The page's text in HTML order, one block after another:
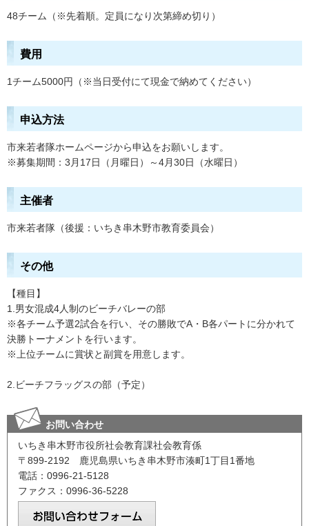
48チーム（※先着順。定員になり次第締め切り）
費用
1チーム5000円（※当日受付にて現金で納めてください）
申込方法
市来若者隊ホームページから申込をお願いします。
※募集期間：3月17日（月曜日）～4月30日（水曜日）
主催者
市来若者隊（後援：いちき串木野市教育委員会）
その他
【種目】
1.男女混成4人制のビーチバレーの部
※各チーム予選2試合を行い、その勝敗でA・B各パートに分かれて
決勝トーナメントを行います。
※上位チームに賞状と副賞を用意します。
2.ビーチフラッグスの部（予定）
お問い合わせ
いちき串木野市役所社会教育課社会教育係
〒899-2192 鹿児島県いちき串木野市湊町1丁目1番地
電話：0996-21-5128
ファクス：0996-36-5228